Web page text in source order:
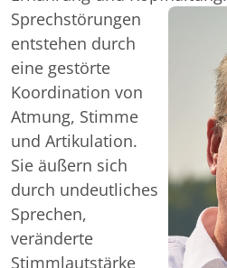
Sprechstörungen
entstehen durch
eine gestörte
Koordination von
Atmung, Stimme
und Artikulation.
Sie äußern sich
durch undeutliches
Sprechen,
veränderte
Stimmlautstärke